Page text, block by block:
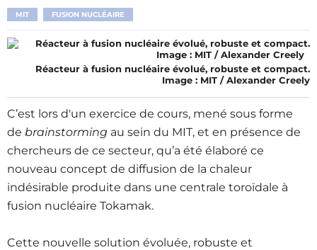
MIT FUSION NUCLÉAIRE
Réacteur à fusion nucléaire évolué, robuste et compact.
Image : MIT / Alexander Creely
C’est lors d'un exercice de cours, mené sous forme
de brainstorming au sein du MIT, et en présence de
chercheurs de ce secteur, qu’a été élaboré ce
nouveau concept de diffusion de la chaleur
indésirable produite dans une centrale toroïdale à
fusion nucléaire Tokamak.
Cette nouvelle solution évoluée, robuste et